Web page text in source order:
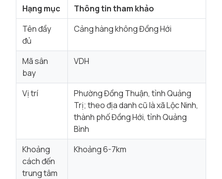
Hạng mục
Thông tin tham khảo
Tên đầy
đủ
Cảng hàng không Đồng Hới
Mã sân
bay
VDH
Vị trí
Phường Đồng Thuận, tỉnh Quảng
Trị; theo địa danh cũ là xã Lộc Ninh,
thành phố Đồng Hới, tỉnh Quảng
Bình
Khoảng
cách đến
trung tâm
Khoảng 6-7km